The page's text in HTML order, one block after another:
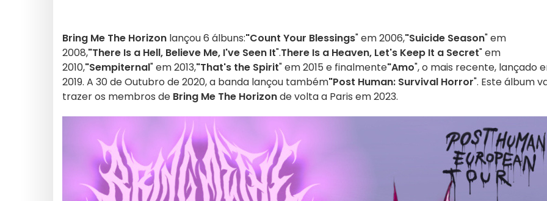
Bring Me The Horizon lançou 6 álbuns:"Count Your Blessings" em 2006,"Suicide Season" em
2008,"There Is a Hell, Believe Me, I've Seen It".There Is a Heaven, Let's Keep It a Secret" em
2010,"Sempiternal" em 2013,"That's the Spirit" em 2015 e finalmente"Amo", o mais recente, lançado
2019. A 30 de Outubro de 2020, a banda lançou também"Post Human: Survival Horror". Este álbum
trazer os membros de Bring Me The Horizonde volta a Paris em 2023.